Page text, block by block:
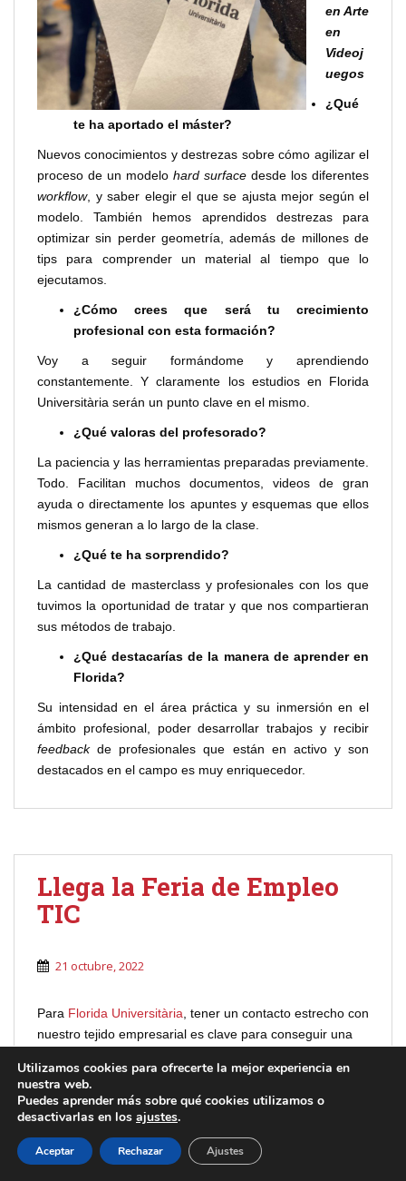
en Arte
en
Videoj
uegos
¿Qué
te ha aportado el máster?
Nuevos conocimientos y destrezas sobre cómo agilizar el
proceso de un modelo hard surface desde los diferentes
workflow, y saber elegir el que se ajusta mejor según el
modelo. También hemos aprendidos destrezas para
optimizar sin perder geometría, además de millones de
tips para comprender un material al tiempo que lo
ejecutamos.
¿Cómo crees que será tu crecimiento
profesional con esta formación?
Voy a seguir formándome y aprendiendo
constantemente. Y claramente los estudios en Florida
Universitària serán un punto clave en el mismo.
¿Qué valoras del profesorado?
La paciencia y las herramientas preparadas previamente.
Todo. Facilitan muchos documentos, videos de gran
ayuda o directamente los apuntes y esquemas que ellos
mismos generan a lo largo de la clase.
¿Qué te ha sorprendido?
La cantidad de masterclass y profesionales con los que
tuvimos la oportunidad de tratar y que nos compartieran
sus métodos de trabajo.
¿Qué destacarías de la manera de aprender en
Florida?
Su intensidad en el área práctica y su inmersión en el
ámbito profesional, poder desarrollar trabajos y recibir
feedbackde profesionales que están en activo y son
destacados en el campo es muy enriquecedor.
Llega la Feria de Empleo
TIC
21 octubre, 2022
Para Florida Universitària, tener un contacto estrecho con
nuestro tejido empresarial es clave para conseguir una
Por ello, a través de nuestra Fundación, organizamos
anualmente unaFeria de Empleocomoventana y
para mostrar a nuestro alumnado las
empresas más punteras del sector, al tiempo que les
cuentan de primera mano, qué competencias son las que
Utilizamos cookies para ofrecerte la mejor experiencia en
nuestra web.
Puedes aprender más sobre qué cookies utilizamos o
desactivarlas en los ajustes.
Aceptar Rechazar Ajustes